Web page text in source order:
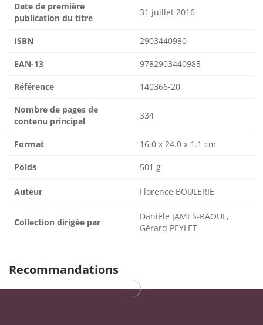
Date de première
publication du titre
31 juillet 2016
ISBN 2903440980
EAN-13 9782903440985
Référence 140366-20
Nombre de pages de
contenu principal
334
Format 16.0 x 24.0 x 1.1 cm
Poids 501 g
Auteur Florence BOULERIE
Collection dirigée par
Danièle JAMES-RAOUL,
Gérard PEYLET
Recommandations